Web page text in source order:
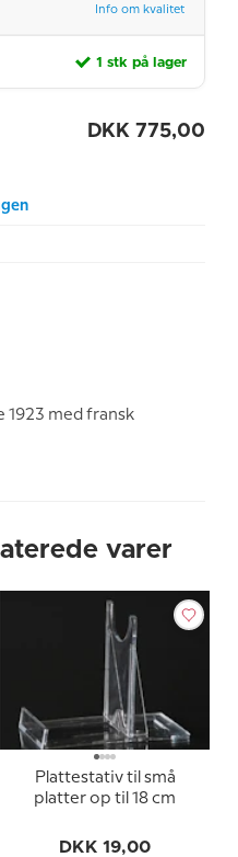
Info om kvalitet
1 stk på lager
DKK 775,00
1923 med fransk
varer
Plattestativ til små
platter op til 18 cm
DKK 19,00